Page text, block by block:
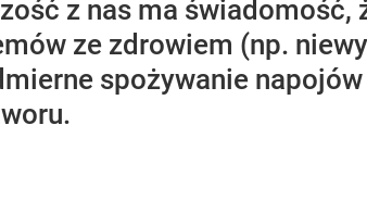
z nas ma świadomość,
ze zdrowiem (np.
spożywanie